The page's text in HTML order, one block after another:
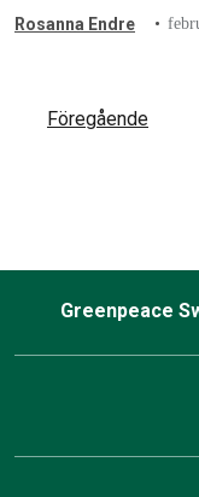
produktkedja! Det
Rosanna Endre
Föregående
Greenpeace